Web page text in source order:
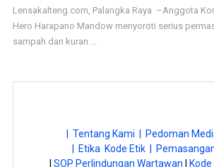
Lensakalteng.com, Palangka Raya –Anggota
Hero Harapano Mandow menyoroti serius
sampah dan kuran ...
| Tentang Kami |
Pedoman
| Etika Kode Etik |
SOP Perlindungan Wartawan